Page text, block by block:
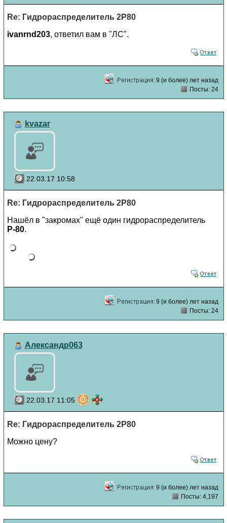
Re: Гидрораспределитель 2Р80
ivanrnd203, ответил вам в "ЛС".
9 (и более) лет назад
Посты: 24
kvazar
22.03.17 10:58
Re: Гидрораспределитель 2Р80
Нашёл в "закромах" ещё один гидрораспределитель
Р-80.
9 (и более) лет назад
Посты: 24
Александр063
22.03.17 11:05
Re: Гидрораспределитель 2Р80
Можно цену?
9 (и более) лет назад
Посты: 4,197